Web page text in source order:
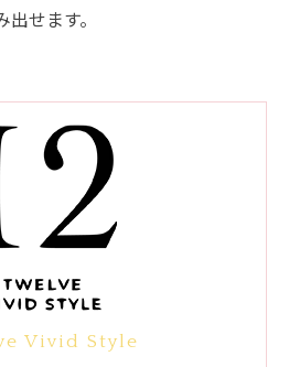
せます。
Vivid Style